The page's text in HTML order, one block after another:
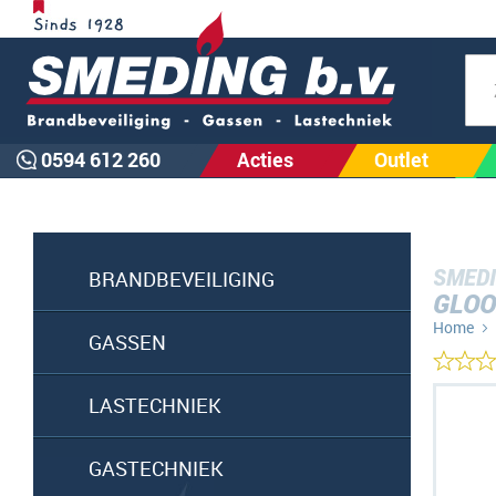
0594 612 260 Acties Outlet
BRANDBEVEILIGING
GASSEN
LASTECHNIEK
GASTECHNIEK
Home
Ga